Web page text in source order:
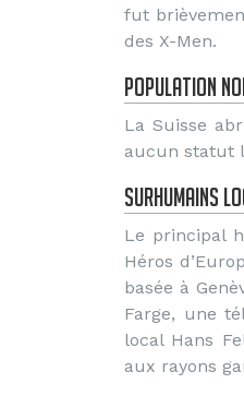
fut
des X-Men.
Population
La Suisse
aucun statut
Surhumains
Le principal
Héros
basée à
Farge, une
local Hans
aux rayons